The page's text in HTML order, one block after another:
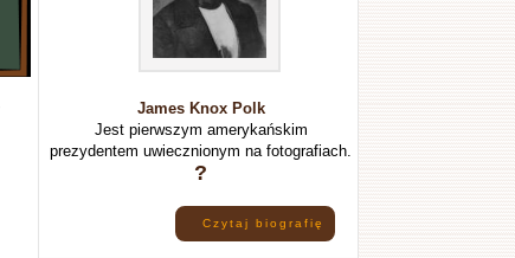
James Knox Polk
Jest pierwszym amerykańskim
prezydentem uwiecznionym na fotografiach.
?
Czytaj biografię